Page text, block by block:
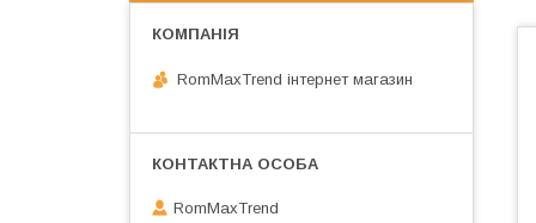
RomMaxTrend інтернет магазин
RomMaxTrend